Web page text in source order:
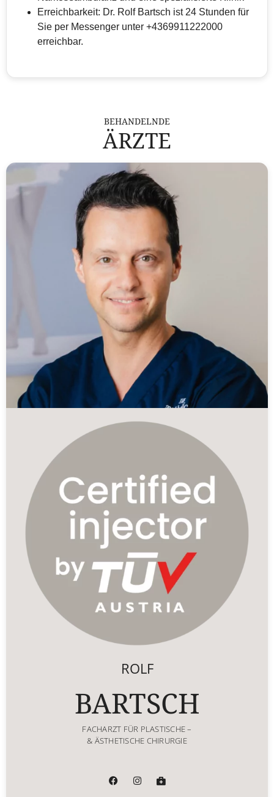
BEHANDELNDE
ÄRZTE
ROLF
BARTSCH
FACHARZT FÜR PLASTISCHE –
& ÄSTHETISCHE CHIRURGIE
Erreichbarkeit: Dr. Rolf Bartsch ist 24 Stunden für
Sie per Messenger unter +4369911222000
erreichbar.